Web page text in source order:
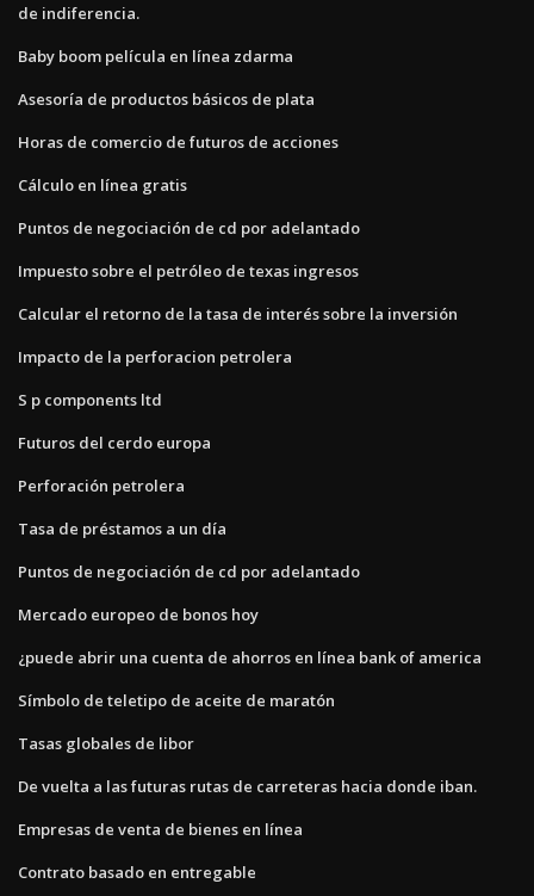
de indiferencia.
Baby boom película en línea zdarma
Asesoría de productos básicos de plata
Horas de comercio de futuros de acciones
Cálculo en línea gratis
Puntos de negociación de cd por adelantado
Impuesto sobre el petróleo de texas ingresos
Calcular el retorno de la tasa de interés sobre la inversión
Impacto de la perforacion petrolera
S p components ltd
Futuros del cerdo europa
Perforación petrolera
Tasa de préstamos a un día
Puntos de negociación de cd por adelantado
Mercado europeo de bonos hoy
¿puede abrir una cuenta de ahorros en línea bank of america
Símbolo de teletipo de aceite de maratón
Tasas globales de libor
De vuelta a las futuras rutas de carreteras hacia donde iban.
Empresas de venta de bienes en línea
Contrato basado en entregable